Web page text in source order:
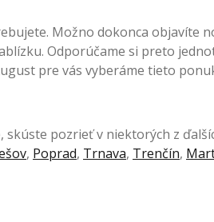
Možno dokonca objavíte
Odporúčame si preto
pre vás vyberáme tieto
pozrieť v niektorých z
, Poprad, Trnava, Trenčín,